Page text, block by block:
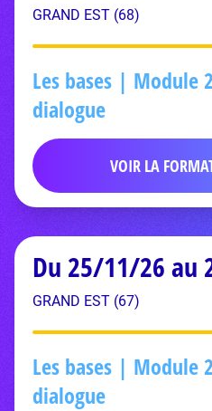
GRAND EST (68)
Les bases | Module
dialogue
VOIR LA
Du 25/11/26 au
GRAND EST (67)
Les bases | Module
dialogue